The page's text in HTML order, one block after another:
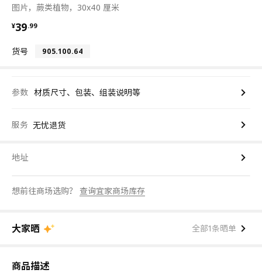
图片，蕨类植物，30x40 厘米
¥39.99
¥ 39.99
货号 905.100.64
参数 材质尺寸、包装、组装说明等
服务 无忧退货
地址
想前往商场选购？ 查询宜家商场库存
大家晒 全部1条晒单
商品描述